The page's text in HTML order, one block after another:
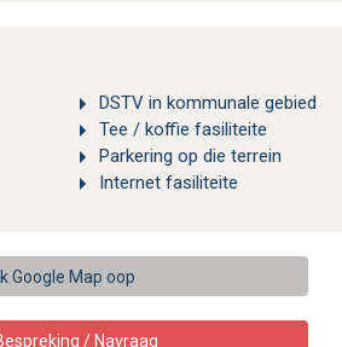
DSTV in kommunale gebied
Tee / koffie fasiliteite
Parkering op die terrein
Internet fasiliteite
Google Map oop
/ Navraag